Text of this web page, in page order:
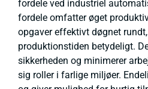
fordele ved industriel
fordele omfatter øget
opgaver effektivt døgnet
produktionstiden betydeligt.
sikkerheden og minimerer
sig roller i farlige miljøer.